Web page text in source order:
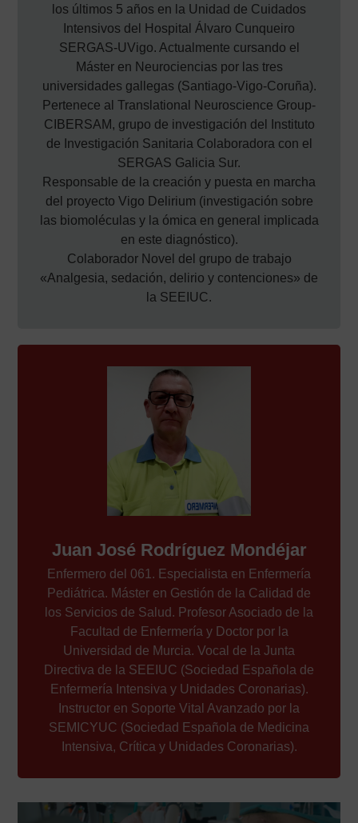
los últimos 5 años en la Unidad de Cuidados
Intensivos del Hospital Álvaro Cunqueiro
SERGAS-UVigo. Actualmente cursando el
Máster en Neurociencias por las tres
universidades gallegas (Santiago-Vigo-Coruña).
Pertenece al Translational Neuroscience Group-
CIBERSAM, grupo de investigación del Instituto
de Investigación Sanitaria Colaboradora con el
SERGAS Galicia Sur.
Responsable de la creación y puesta en marcha
del proyecto Vigo Delirium (investigación sobre
las biomoléculas y la ómica en general implicada
en este diagnóstico).
Colaborador Novel del grupo de trabajo
«Analgesia, sedación, delirio y contenciones» de
la SEEIUC.
Juan José Rodríguez Mondéjar
Enfermero del 061. Especialista en Enfermería
Pediátrica. Máster en Gestión de la Calidad de
los Servicios de Salud. Profesor Asociado de la
Facultad de Enfermería y Doctor por la
Universidad de Murcia. Vocal de la Junta
Directiva de la SEEIUC (Sociedad Española de
Enfermería Intensiva y Unidades Coronarias).
Instructor en Soporte Vital Avanzado por la
SEMICYUC (Sociedad Española de Medicina
Intensiva, Crítica y Unidades Coronarias).